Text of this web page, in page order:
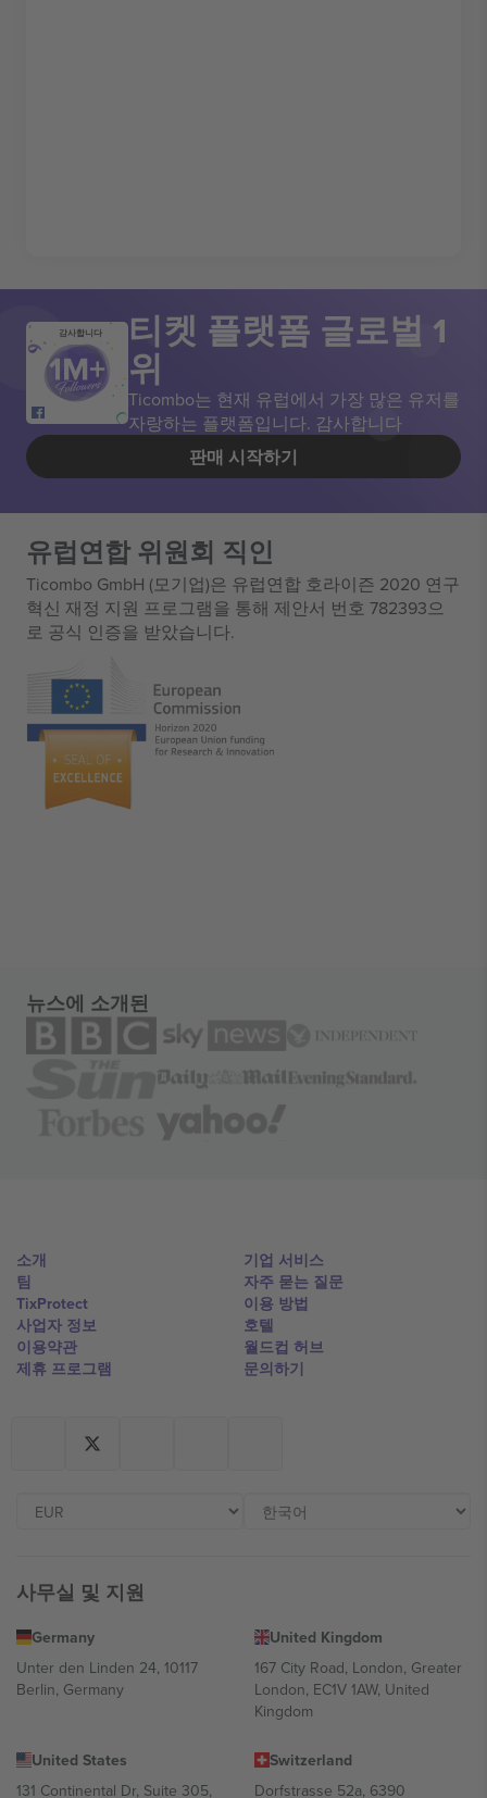
감사합니다 티켓 플랫폼 글로벌 1
위
Ticombo는 현재 유럽에서 가장 많은 유저를
자랑하는 플랫폼입니다. 감사합니다
판매 시작하기
유럽연합 위원회 직인
Ticombo GmbH (모기업)은 유럽연합 호라이즌 2020 연구
혁신 재정 지원 프로그램을 통해 제안서 번호 782393으
로 공식 인증을 받았습니다.
뉴스에 소개된
소개
팀
TixProtect
사업자 정보
이용약관
제휴 프로그램
기업 서비스
자주 묻는 질문
이용 방법
호텔
월드컵 허브
문의하기
사무실 및 지원
Germany
Unter den Linden 24, 10117
Berlin, Germany
United Kingdom
167 City Road, London, Greater
London, EC1V 1AW, United
Kingdom
United States
131 Continental Dr, Suite 305,
Switzerland
Dorfstrasse 52a, 6390